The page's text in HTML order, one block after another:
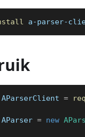
a-parser-
AParserClient =
AParser = new